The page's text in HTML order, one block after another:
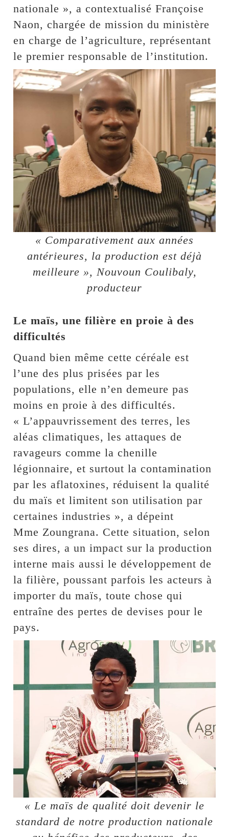
nationale », a contextualisé Françoise
Naon, chargée de mission du ministère
en charge de l’agriculture, représentant
le premier responsable de l’institution.
« Comparativement aux années
antérieures, la production est déjà
meilleure », Nouvoun Coulibaly,
producteur
Le maïs, une filière en proie à des
difficultés
Quand bien même cette céréale est
l’une des plus prisées par les
populations, elle n’en demeure pas
moins en proie à des difficultés.
« L’appauvrissement des terres, les
aléas climatiques, les attaques de
ravageurs comme la chenille
légionnaire, et surtout la contamination
par les aflatoxines, réduisent la qualité
du maïs et limitent son utilisation par
certaines industries », a dépeint
Mme Zoungrana. Cette situation, selon
ses dires, a un impact sur la production
interne mais aussi le développement de
la filière, poussant parfois les acteurs à
importer du maïs, toute chose qui
entraîne des pertes de devises pour le
pays.
« Le maïs de qualité doit devenir le
standard de notre production nationale